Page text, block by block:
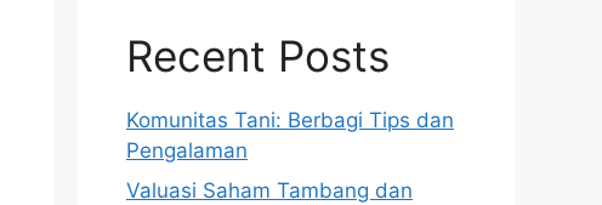
Recent Posts
Komunitas Tani: Berbagi Tips dan
Pengalaman
Valuasi Saham Tambang dan